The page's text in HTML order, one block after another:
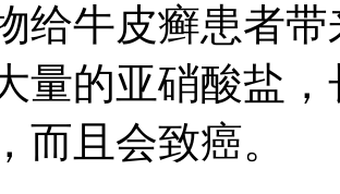
给牛皮癣患者
量的亚硝酸盐
而且会致癌。